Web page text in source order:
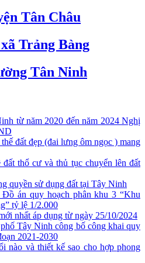
Tân Châu
Trảng Bàng
Tân Ninh
từ năm 2020 đến năm 2024 Nghị
đất đẹp (đai lưng ôm ngọc ) mang
thổ cư và thủ tục chuyển lên đất
quyền sử dụng đất tại Tây Ninh
án quy hoạch phân khu 3 “Khu
tỷ lệ 1/2.000
nhất áp dụng từ ngày 25/10/2024
Tây Ninh công bố công khai quy
2021-2030
nào và thiết kế sao cho hợp phong